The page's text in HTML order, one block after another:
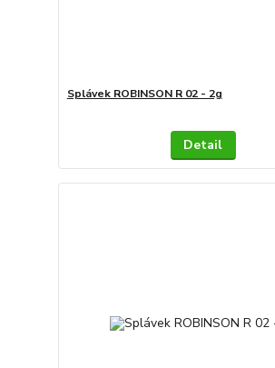
Splávek ROBINSON R 02 - 2g
Detail